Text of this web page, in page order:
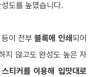
도를 높였습니다.
이 전부 블록에 인쇄되어
지 않고도 완성도 높은 자
티커를 이용해 입맛대로